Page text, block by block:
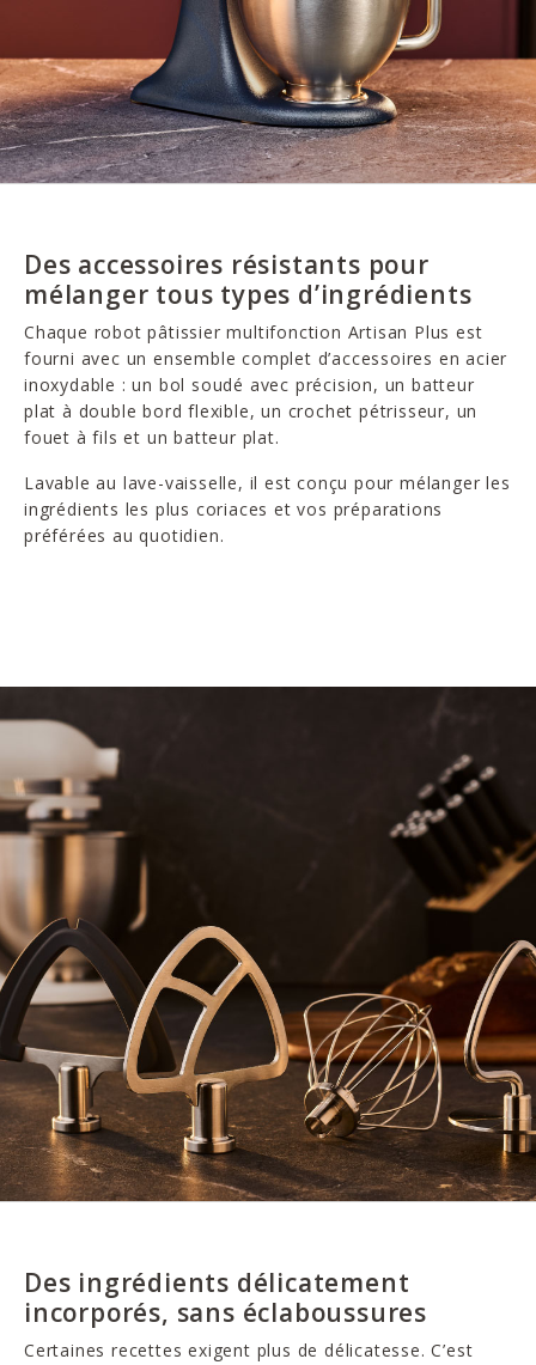
Des accessoires résistants pour
mélanger tous types d’ingrédients
Chaque robot pâtissier multifonction Artisan Plus est
fourni avec un ensemble complet d’accessoires en acier
inoxydable : un bol soudé avec précision, un batteur
plat à double bord flexible, un crochet pétrisseur, un
fouet à fils et un batteur plat.
Lavable au lave-vaisselle, il est conçu pour mélanger les
ingrédients les plus coriaces et vos préparations
préférées au quotidien.
Des ingrédients délicatement
incorporés, sans éclaboussures
Certaines recettes exigent plus de délicatesse. C’est